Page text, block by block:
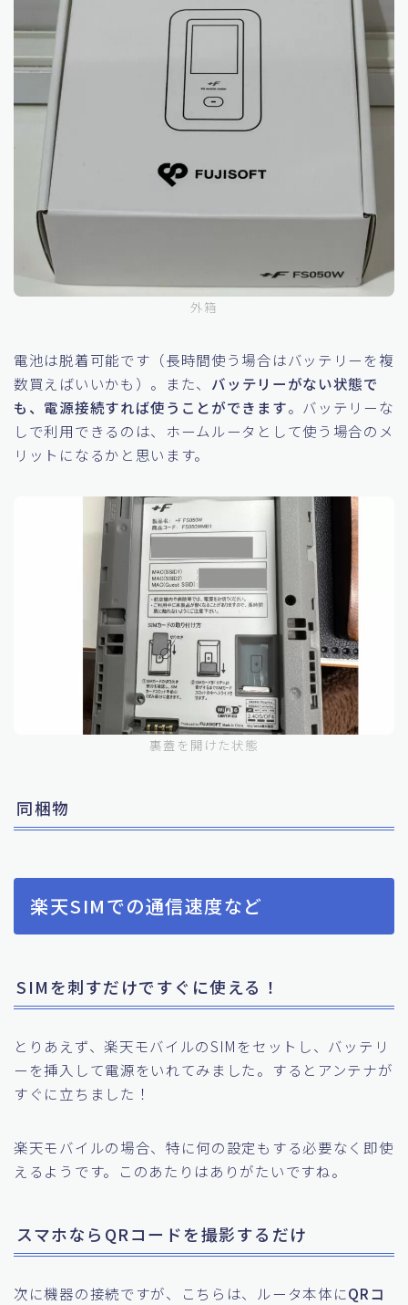
外箱
電池は脱着可能です（長時間使う場合はバッテリーを複
数買えばいいかも）。また、 バッテリーがない状態で
も、電源接続すれば使うことができます。バッテリーな
しで利用できるのは、ホームルータとして使う場合のメ
リットになるかと思います。
裏蓋を開けた状態
同梱物
楽天SIMでの通信速度など
SIMを刺すだけですぐに使える！
とりあえず、楽天モバイルのSIMをセットし、バッテリ
ーを挿入して電源をいれてみました。するとアンテナが
すぐに立ちました！
楽天モバイルの場合、特に何の設定もする必要なく即使
えるようです。このあたりはありがたいですね。
スマホならQRコードを撮影するだけ
次に機器の接続ですが、こちらは、ルータ本体にQRコ